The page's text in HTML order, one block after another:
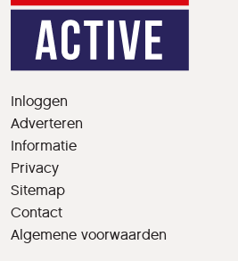
Inloggen
Adverteren
Informatie
Privacy
Sitemap
Contact
Algemene voorwaarden